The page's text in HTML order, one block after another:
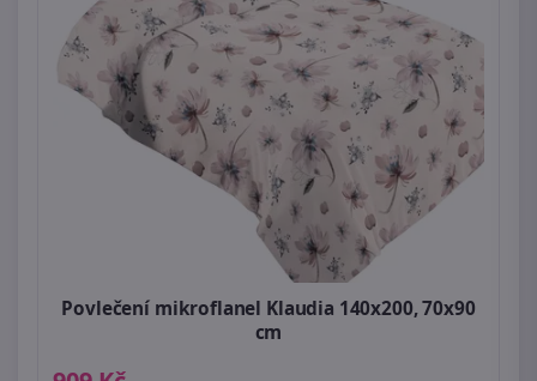
Povlečení mikroflanel Klaudia 140x200, 70x90
cm